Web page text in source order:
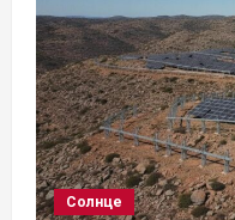
Африке:
цена
и
Солнце